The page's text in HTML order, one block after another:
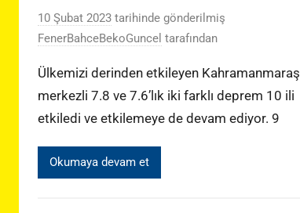
10 Şubat 2023 tarihinde gönderilmiş
FenerBahceBekoGuncel tarafından
Ülkemizi derinden etkileyen Kahramanmaraş
merkezli 7.8 ve 7.6’lık iki farklı deprem 10 ili
etkiledi ve etkilemeye de devam ediyor. 9
Okumaya devam et